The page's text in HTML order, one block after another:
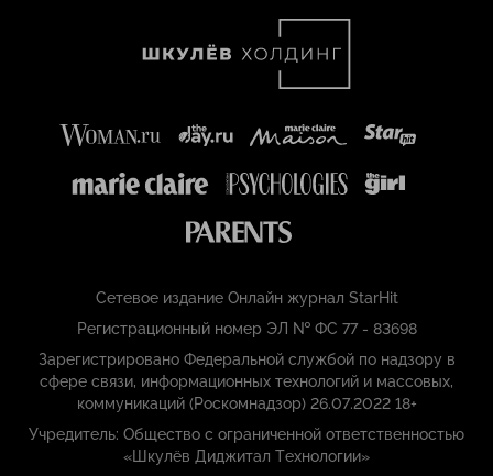
Сетевое издание Онлайн журнал StarHit
Регистрационный номер ЭЛ № ФС 77 - 83698
Зарегистрировано Федеральной службой по надзору в
сфере связи, информационных технологий и массовых,
коммуникаций (Роскомнадзор) 26.07.2022 18+
Учредитель: Общество с ограниченной ответственностью
«Шкулёв Диджитал Технологии»